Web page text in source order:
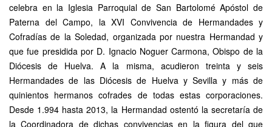
celebra en la Iglesia Parroquial de San Bartolomé Apóstol de
Paterna del Campo, la XVI Convivencia de Hermandades y
Cofradías de la Soledad, organizada por nuestra Hermandad y
que fue presidida por D. Ignacio Noguer Carmona, Obispo de la
Diócesis de Huelva. A la misma, acudieron treinta y seis
Hermandades de las Diócesis de Huelva y Sevilla y más de
quinientos hermanos cofrades de todas estas corporaciones.
Desde 1.994 hasta 2013, la Hermandad ostentó la secretaría de
la Coordinadora de dichas convivencias en la figura del que